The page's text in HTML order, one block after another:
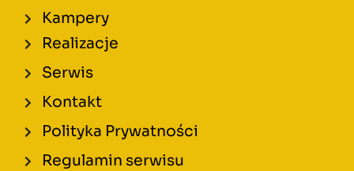
Kampery
Realizacje
Serwis
Kontakt
Polityka Prywatności
Regulamin serwisu